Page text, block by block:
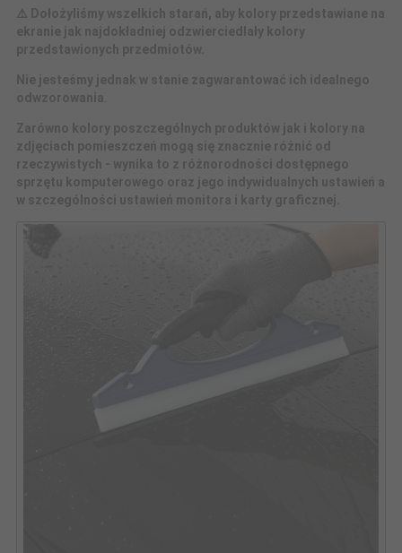
⚠️ Dołożyliśmy wszelkich starań, aby kolory przedstawiane na
ekranie jak najdokładniej odzwierciedlały kolory
przedstawionych przedmiotów.
Nie jesteśmy jednak w stanie zagwarantować ich idealnego
odwzorowania.
Zarówno kolory poszczególnych produktów jak i kolory na
zdjęciach pomieszczeń mogą się znacznie różnić od
rzeczywistych - wynika to z różnorodności dostępnego
sprzętu komputerowego oraz jego indywidualnych ustawień a
w szczególności ustawień monitora i karty graficznej.